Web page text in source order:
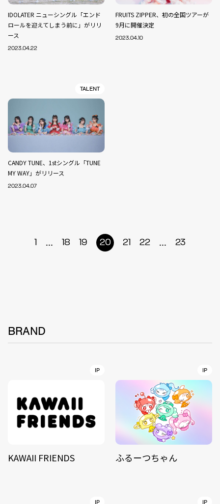
IDOLATER ニューシングル「エンド
ロールを迎えてしまう前に」がリリ
ース
2023.04.22
FRUITS ZIPPER、初の全国ツアーが
9月に開催決定
2023.04.10
TALENT
CANDY TUNE、1stシングル「TUNE
MY WAY」がリリース
2023.04.07
1 ... 18 19 20 21 22 ... 23
BRAND
IP
KAWAII FRIENDS
IP
ふるーつちゃん
IP IP